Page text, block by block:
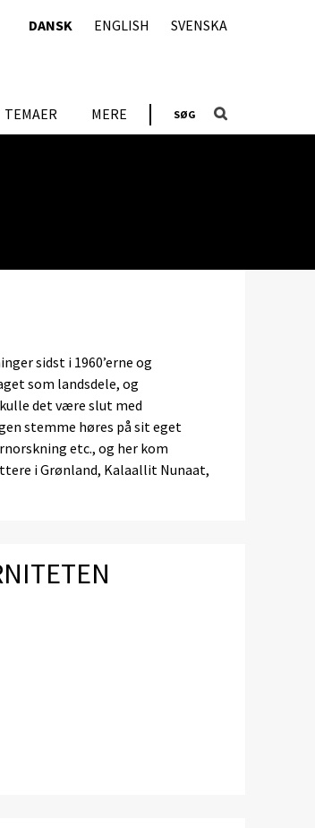
TEMAER MERE SØG
DANSK ENGLISH SVENSKA
sidst i 1960’erne og
som landsdele, og
det være slut med
stemme høres på sit eget
etc., og her kom
i Grønland, Kalaallit Nunaat,